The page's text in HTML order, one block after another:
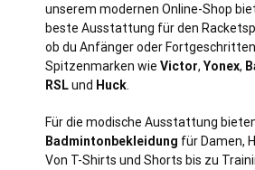
unserem modernen Online-Shop
beste Ausstattung für den
ob du Anfänger oder
Spitzenmarken wie Victor, Yonex,
RSLund Huck
Für die modische Ausstattung
Badmintonbekleidung für Damen,
Von T-Shirts und Shorts bis zu